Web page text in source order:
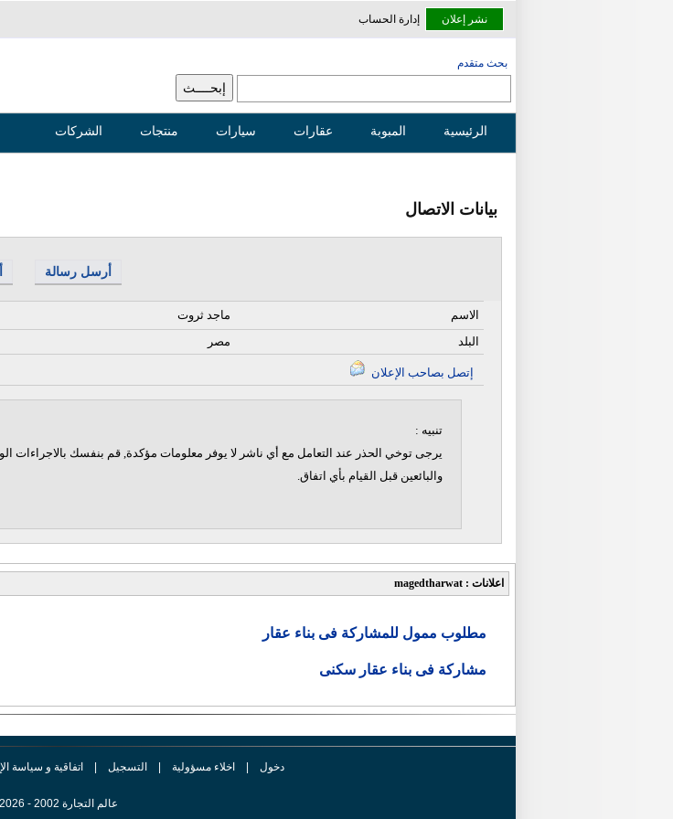
نشر إعلان إدارة الحساب
بحث متقدم
الرئيسية المبوبة عقارات سيارات منتجات الشركات
بيانات الاتصال
أرسل رسالة
ماجد ثروت
الاسم
مصر
البلد
تنبيه :
يرجى توخي الحذر عند التعامل مع أي ناشر لا يوفر معلومات مؤكدة, قم بنفسك بالاجراءات
والبائعين قبل القيام بأي اتفاق.
اعلانات : magedtharwat
مطلوب ممول للمشاركة فى بناء عقار
مشاركة فى بناء عقار سكنى
دخول | اخلاء مسؤولية | التسجيل | اتفاقية و سياسة
عالم التجارة 2002 - 2026